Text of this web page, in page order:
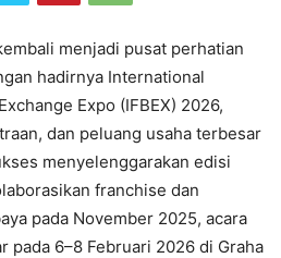
menjadi pusat perhatian
hadirnya International
Expo (IFBEX) 2026,
dan peluang usaha terbesar
menyelenggarakan edisi
franchise dan
pada November 2025, acara
pada 6–8 Februari 2026 di Graha